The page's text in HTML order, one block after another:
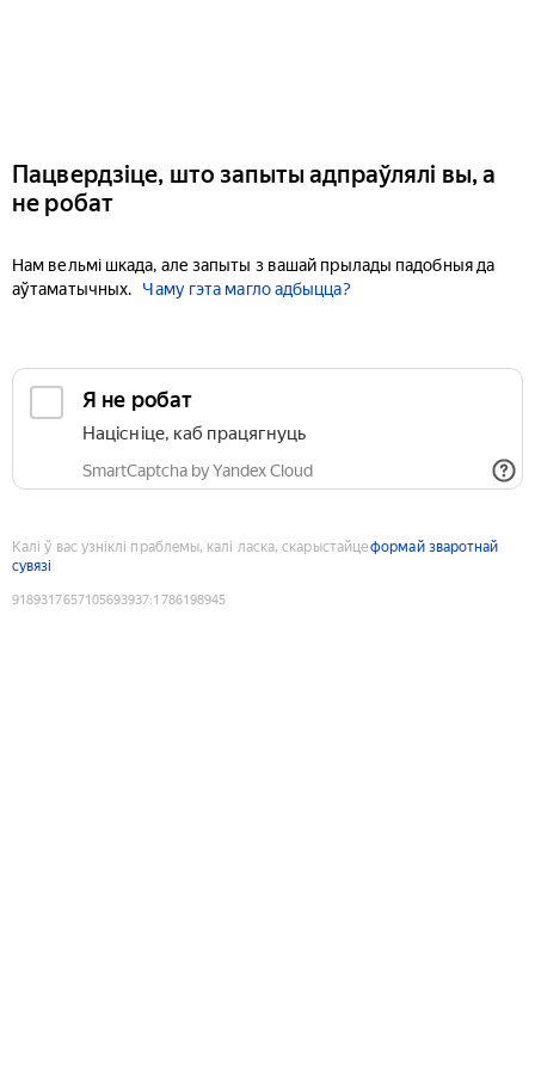
Пацвердзіце, што запыты адпраўлялі вы, а
не робат
Нам вельмі шкада, але запыты з вашай прылады падобныя да
аўтаматычных.
Чаму гэта магло адбыцца?
Я не робат
Націсніце, каб працягнуць
SmartCaptcha by Yandex Cloud
Калі ў вас узніклі праблемы, калі ласка, скарыстайцеформай зваротнай
сувязі
9189317657105693937:1786198945